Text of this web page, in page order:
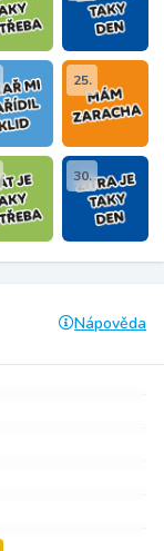
25.
30.
Nápověda